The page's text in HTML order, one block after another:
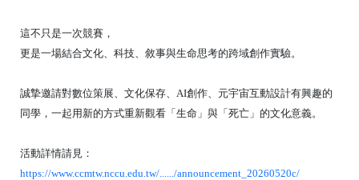
這不只是一次競賽，
更是一場結合文化、科技、敘事與生命思考的跨域創作實驗。
誠摯邀請對數位策展、文化保存、AI創作、元宇宙互動設計有興趣的
同學，一起用新的方式重新觀看「生命」與「死亡」的文化意義。
活動詳情請見：
https://www.ccmtw.nccu.edu.tw/....../announcement_20260520c/